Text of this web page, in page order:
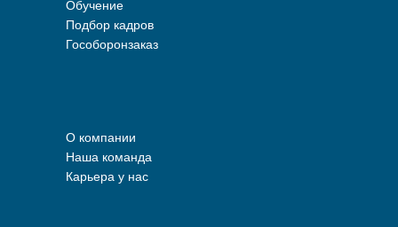
О компании
Наша команда
Карьера у нас
Обучение
Подбор кадров
Гособоронзаказ